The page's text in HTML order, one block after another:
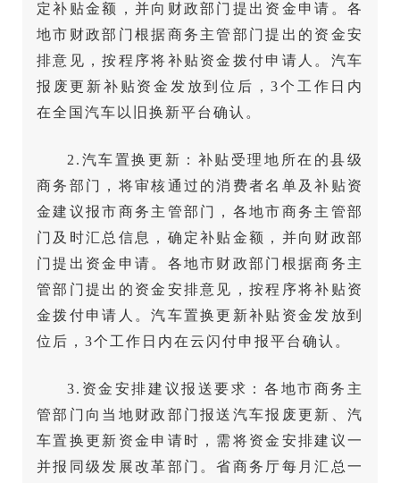
定补贴金额，并向财政部门提出资金申请。各
地市财政部门根据商务主管部门提出的资金安
排意见，按程序将补贴资金拨付申请人。汽车
报废更新补贴资金发放到位后，3个工作日内
在全国汽车以旧换新平台确认。
2.汽车置换更新：补贴受理地所在的县级
商务部门，将审核通过的消费者名单及补贴资
金建议报市商务主管部门，各地市商务主管部
门及时汇总信息，确定补贴金额，并向财政部
门提出资金申请。各地市财政部门根据商务主
管部门提出的资金安排意见，按程序将补贴资
金拨付申请人。汽车置换更新补贴资金发放到
位后，3个工作日内在云闪付申报平台确认。
3.资金安排建议报送要求：各地市商务主
管部门向当地财政部门报送汽车报废更新、汽
车置换更新资金申请时，需将资金安排建议一
并报同级发展改革部门。省商务厅每月汇总一